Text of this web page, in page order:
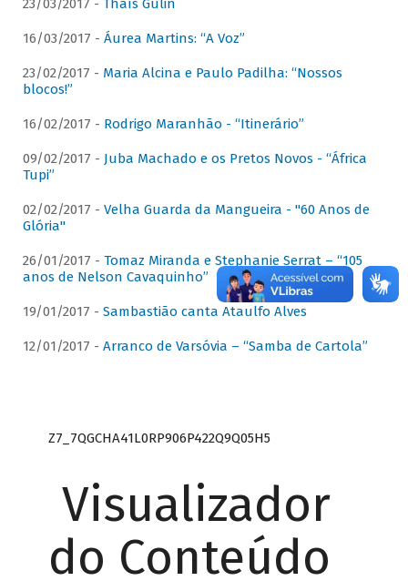
23/03/2017 - Thaís Gulin
16/03/2017 - Áurea Martins: “A Voz”
23/02/2017 - Maria Alcina e Paulo Padilha: “Nossos
blocos!”
16/02/2017 - Rodrigo Maranhão - “Itinerário”
09/02/2017 - Juba Machado e os Pretos Novos - “África
Tupi”
02/02/2017 - Velha Guarda da Mangueira - "60 Anos de
Glória"
26/01/2017 - Tomaz Miranda e Stephanie Serrat – “105
anos de Nelson Cavaquinho”
19/01/2017 - Sambastião canta Ataulfo Alves
12/01/2017 - Arranco de Varsóvia – “Samba de Cartola”
Z7_7QGCHA41L0RP906P422Q9Q05H5
Visualizador
do Conteúdo